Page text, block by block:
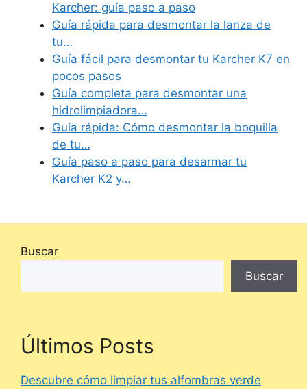
Karcher: guía paso a paso
Guía rápida para desmontar la lanza de
tu…
Guía fácil para desmontar tu Karcher K7 en
pocos pasos
Guía completa para desmontar una
hidrolimpiadora…
Guía rápida: Cómo desmontar la boquilla
de tu…
Guía paso a paso para desarmar tu
Karcher K2 y…
Buscar
Buscar
Últimos Posts
Descubre cómo limpiar tus alfombras verde